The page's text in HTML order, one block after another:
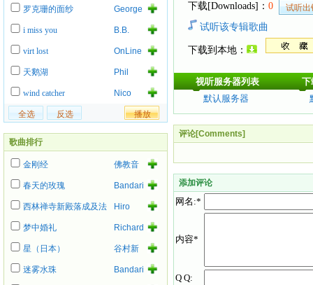
罗克珊的面纱
George
i miss you
B.B.
virt lost
OnLine
天鹅湖
Phil
wind catcher
Nico
歌曲排行
金刚经
佛教音
春天的玫瑰
Bandari
西林禅寺新殿落成及法
Hiro
梦中婚礼
Richard
星（日本）
谷村新
迷雾水珠
Bandari
下载[Downloads]： 0
试听该专辑歌曲
下载到本地：
视听服务器列表
下
默认服务器
评论[Comments]
添加评论
网名:*
内容*
Q Q: